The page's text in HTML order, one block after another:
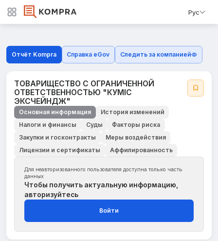
Рус
Отчёт Kompra Справка eGov Следить за компанией
ТОВАРИЩЕСТВО С ОГРАНИЧЕННОЙ
ОТВЕТСТВЕННОСТЬЮ "КУМІС
ЭКСЧЕЙНДЖ"
Основная информация
История изменений
Налоги и финансы
Суды
Факторы риска
Закупки и госконтракты
Меры воздействия
Лицензии и сертификаты
Аффилированность
Для неавторизованного пользователя доступна только часть
данных
Чтобы получить актуальную информацию,
авторизуйтесь
Войти